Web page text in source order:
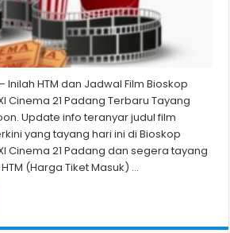
– Inilah HTM dan Jadwal Film Bioskop
Cinema 21 Padang Terbaru Tayang
Update info teranyar judul film
yang tayang hari ini di Bioskop
Cinema 21 Padang dan segera tayang
(Harga Tiket Masuk) …